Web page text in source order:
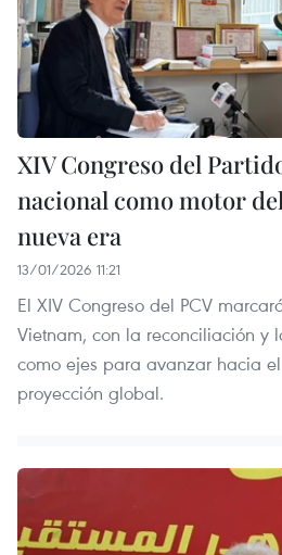
XIV Congreso del
nacional como motor
nueva era
13/01/2026 11:21
El XIV Congreso del PCV
Vietnam, con la reconciliación y
como ejes para avanzar hacia
proyección global.